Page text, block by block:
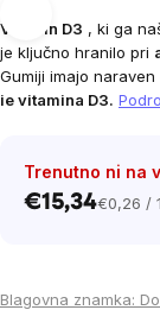
Vitamin D3 , ki ga
je ključno hranilo pri
Gumiji imajo
ie vitamina D3.
Trenutno ni na
€15,34Cena
€0,26 /
Blagovna znamka: